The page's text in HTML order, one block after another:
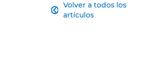
Volver a todos los
artículos
